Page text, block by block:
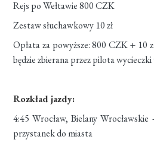
Rejs po Wełtawie 800 CZK
Zestaw słuchawkowy 10 zł
Opłata za powyższe: 800 CZK + 10
będzie zbierana przez pilota
Rozkład jazdy:
4:45 Wrocław, Bielany
przystanek do miasta